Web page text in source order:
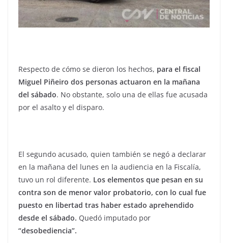
Respecto de cómo se dieron los hechos, para el fiscal
Miguel Piñeiro dos personas actuaron en la mañana
del sábado. No obstante, solo una de ellas fue acusada
por el asalto y el disparo.
El segundo acusado, quien también se negó a declarar
en la mañana del lunes en la audiencia en la Fiscalía,
tuvo un rol diferente. Los elementos que pesan en su
contra son de menor valor probatorio, con lo cual fue
puesto en libertad tras haber estado aprehendido
desde el sábado. Quedó imputado por
“desobediencia”.